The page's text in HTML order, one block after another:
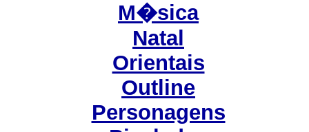
M�sica
Natal
Orientais
Outline
Personagens